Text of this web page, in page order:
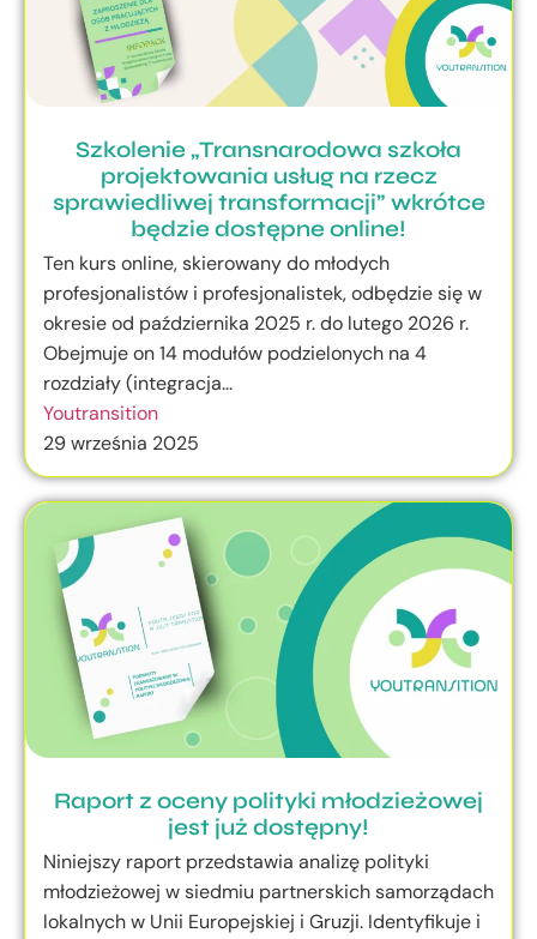
Szkolenie „Transnarodowa szkoła
projektowania usług na rzecz
sprawiedliwej transformacji” wkrótce
będzie dostępne online!
Ten kurs online, skierowany do młodych
profesjonalistów i profesjonalistek, odbędzie się w
okresie od października 2025 r. do lutego 2026 r.
Obejmuje on 14 modułów podzielonych na 4
rozdziały (integracja...
Youtransition
29 września 2025
Raport z oceny polityki młodzieżowej
jest już dostępny!
Niniejszy raport przedstawia analizę polityki
młodzieżowej w siedmiu partnerskich samorządach
lokalnych w Unii Europejskiej i Gruzji. Identyfikuje i